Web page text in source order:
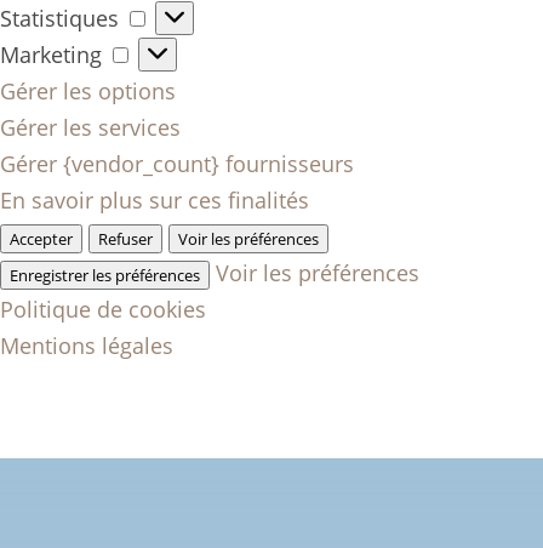
Statistiques
Statistiques
Marketing
Marketing
Gérer les options
Gérer les services
Gérer {vendor_count} fournisseurs
En savoir plus sur ces finalités
Accepter Refuser
Voir les préférences
Enregistrer les préférences
Voir les préférences
Politique de cookies
Mentions légales